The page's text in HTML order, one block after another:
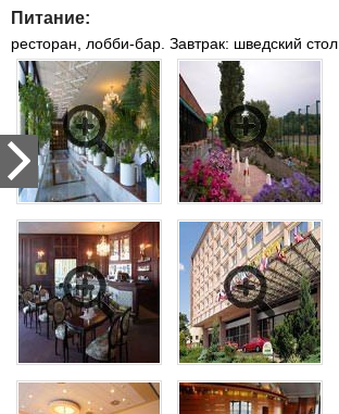
Питание:
ресторан, лобби-бар. Завтрак: шведский стол.